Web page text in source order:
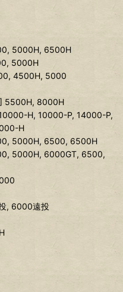
5000H, 6500H
5000H
4500H, 5000
5500H, 8000H
H, 10000-P, 14000-P,
H
5000H, 6500, 6500H
5000H, 6000GT, 6500,
, 6000遠投